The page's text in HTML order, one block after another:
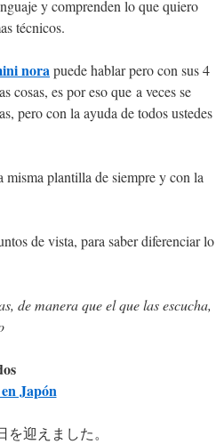
y comprenden lo que quiero
técnicos.
norapuede hablar pero con sus 4
cosas, es por eso que a veces se
pero con la ayuda de todos ustedes
misma plantilla de siempre y con la
de vista, para saber diferenciar lo
de manera que el que las escucha,
Japón
迎えました。